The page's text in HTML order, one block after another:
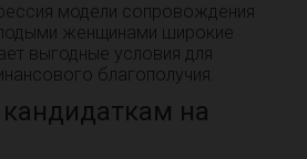
модели сопровождения
женщинами широкие
выгодные условия для
благополучия.
на